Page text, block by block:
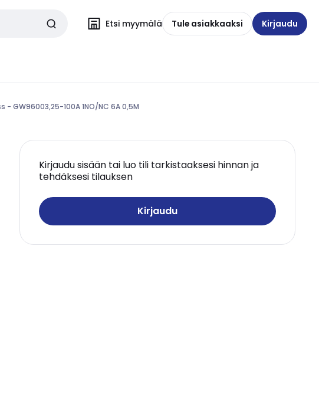
Etsi myymälä Tule asiakkaaksi Kirjaudu
- GW96003,25-100A 1NO/NC 6A 0,5M
Kirjaudu sisään tai luo tili tarkistaaksesi hinnan ja
tehdäksesi tilauksen
Kirjaudu